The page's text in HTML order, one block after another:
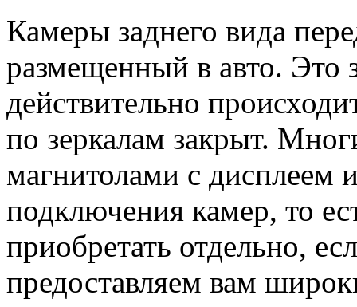
Камеры заднего вида
размещенный в авто. Это
действительно
по зеркалам закрыт.
магнитолами с дисплеем
подключения камер, то
приобретать отдельно,
предоставляем вам